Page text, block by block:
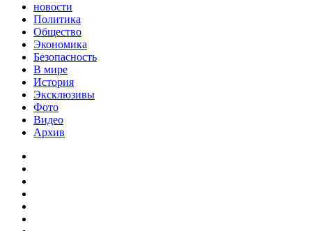
новости
Политика
Общество
Экономика
Безопасность
В мире
История
Эксклюзивы
Фото
Видео
Архив